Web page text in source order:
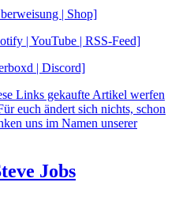
| Shop]
| YouTube | RSS-Feed]
| Discord]
Links gekaufte Artikel werfen
euch ändert sich nichts, schon
uns im Namen unserer
Jobs